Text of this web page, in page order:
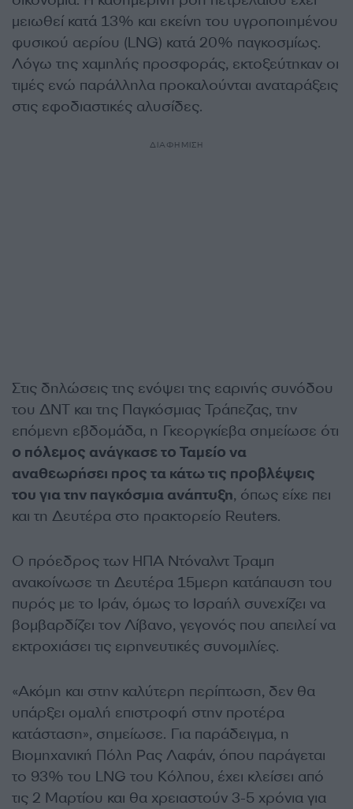
μειωθεί κατά 13% και εκείνη του υγροποιημένου
φυσικού αερίου (LNG) κατά 20% παγκοσμίως.
Λόγω της χαμηλής προσφοράς, εκτοξεύτηκαν οι
τιμές ενώ παράλληλα προκαλούνται αναταράξεις
στις εφοδιαστικές αλυσίδες.
ΔΙΑΦΗΜΙΣΗ
Στις δηλώσεις της ενόψει της εαρινής συνόδου
του ΔΝΤ και της Παγκόσμιας Τράπεζας, την
επόμενη εβδομάδα, η Γκεοργκίεβα σημείωσε ότι
ο πόλεμος ανάγκασε το Ταμείο να
αναθεωρήσει προς τα κάτω τις προβλέψεις
του για την παγκόσμια ανάπτυξη, όπως είχε πει
και τη Δευτέρα στο πρακτορείο Reuters.
Ο πρόεδρος των ΗΠΑ Ντόναλντ Τραμπ
ανακοίνωσε τη Δευτέρα 15μερη κατάπαυση του
πυρός με το Ιράν, όμως το Ισραήλ συνεχίζει να
βομβαρδίζει τον Λίβανο, γεγονός που απειλεί να
εκτροχιάσει τις ειρηνευτικές συνομιλίες.
«Ακόμη και στην καλύτερη περίπτωση, δεν θα
υπάρξει ομαλή επιστροφή στην προτέρα
κατάσταση», σημείωσε. Για παράδειγμα, η
Βιομηχανική Πόλη Ρας Λαφάν, όπου παράγεται
το 93% του LNG του Κόλπου, έχει κλείσει από
τις 2 Μαρτίου και θα χρειαστούν 3-5 χρόνια για